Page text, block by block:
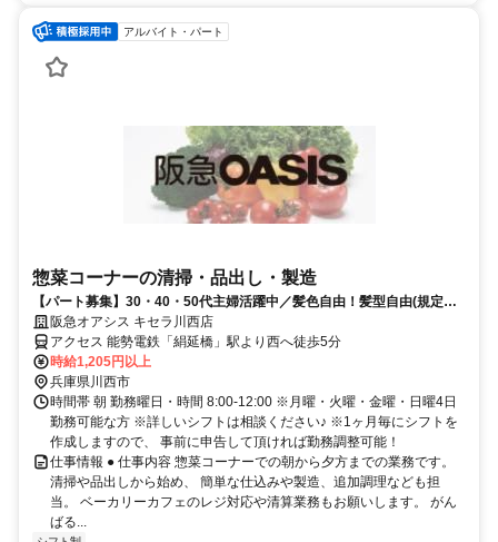
アルバイト・パート
惣菜コーナーの清掃・品出し・製造
【パート募集】30・40・50代主婦活躍中／髪色自由！髪型自由(規定
有)、嬉しいお買い物特典あり♪
阪急オアシス キセラ川西店
アクセス 能勢電鉄「絹延橋」駅より西へ徒歩5分
時給1,205円以上
兵庫県川西市
時間帯 朝 勤務曜日・時間 8:00-12:00 ※月曜・火曜・金曜・日曜4日
勤務可能な方 ※詳しいシフトは相談ください♪ ※1ヶ月毎にシフトを
作成しますので、 事前に申告して頂ければ勤務調整可能！
仕事情報 ● 仕事内容 惣菜コーナーでの朝から夕方までの業務です。
清掃や品出しから始め、 簡単な仕込みや製造、追加調理なども担
当。 ベーカリーカフェのレジ対応や清算業務もお願いします。 がん
ばる...